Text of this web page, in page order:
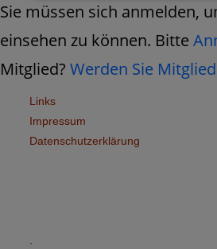
Sie müssen sich anmelden,
einsehen zu können. Bitte
Mitglied? Werden Sie
Links
Impressum
Datenschutzerklärung
.